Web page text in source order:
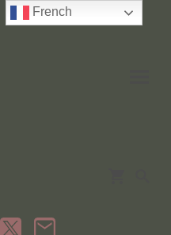
French